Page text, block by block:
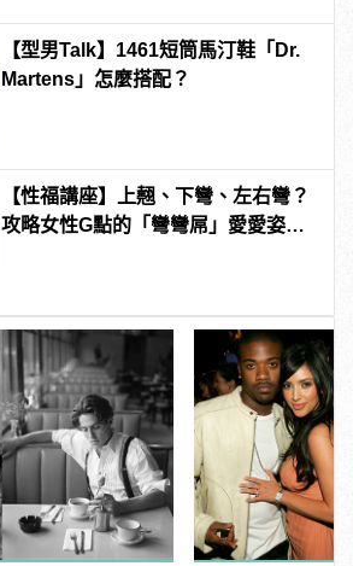
【型男Talk】1461短筒馬汀鞋「Dr.
Martens」怎麼搭配？
【性福講座】上翹、下彎、左右彎？
攻略女性G點的「彎彎屌」愛愛姿勢